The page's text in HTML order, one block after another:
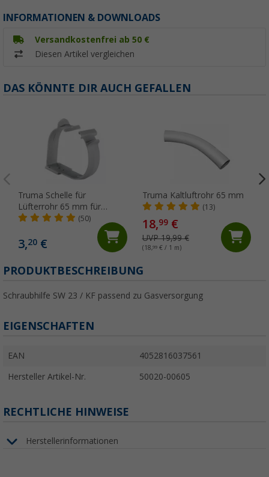
INFORMATIONEN & DOWNLOADS
Versandkostenfrei ab 50 €
Diesen Artikel vergleichen
DAS KÖNNTE DIR AUCH GEFALLEN
Truma Schelle für
Lüfterrohr 65 mm für
Truma Kaltluftrohre
(50)
3,20 €
Truma Kaltluftrohr 65 mm
(13)
18,99€
UVP 19,99 €
(18,99€ / 1 m)
PRODUKTBESCHREIBUNG
Schraubhilfe SW 23 / KF passend zu Gasversorgung
EIGENSCHAFTEN
EAN 4052816037561
Hersteller Artikel-Nr. 50020-00605
RECHTLICHE HINWEISE
Herstellerinformationen